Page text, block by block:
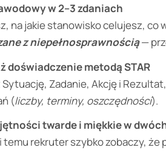
w 2–3 zdaniach
na jakie stanowisko celujesz, co
z niepełnosprawnością—
doświadczenie metodą STAR
Sytuację, Zadanie, Akcję i
(liczby, terminy, oszczędności).
twarde i miękkie w
temu rekruter szybko zobaczy,